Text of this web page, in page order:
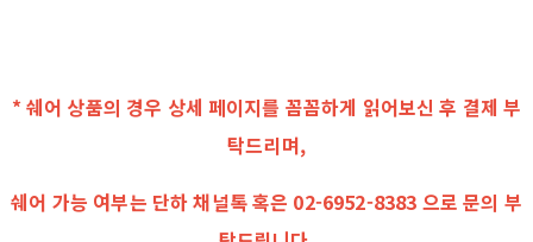
* 쉐어 상품의 경우 상세 페이지를 꼼꼼하게 읽어보신 후 결제 부
탁드리며,
쉐어 가능 여부는 단하 채널톡 혹은 02-6952-8383 으로 문의 부